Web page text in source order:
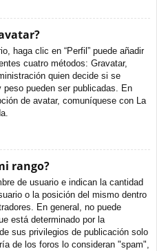
haga clic en “Perfil” puede añadir
cuatro métodos: Gravatar,
quien decide si se
pueden ser publicadas. En
de avatar, comuníquese con La
rango?
de usuario e indican la cantidad
o la posición del mismo dentro
En general, no puede
está determinado por la
sus privilegios de publicación solo
de los foros lo consideran "spam",